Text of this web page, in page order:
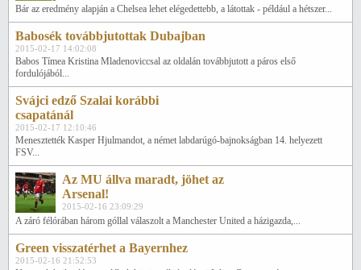
Bár az eredmény alapján a Chelsea lehet elégedettebb, a látottak - például a hétszer...
Babosék továbbjutottak Dubajban
2015-02-17 14:02:08
Babos Tímea Kristina Mladenoviccsal az oldalán továbbjutott a páros első
fordulójából...
Svájci edző Szalai korábbi
csapatánál
2015-02-17 12:10:46
Menesztették Kasper Hjulmandot, a német labdarúgó-bajnokságban 14. helyezett
FSV...
Az MU állva maradt, jöhet az
Arsenal!
2015-02-16 23:09:29
A záró félórában három góllal válaszolt a Manchester United a házigazda,...
Green visszatérhet a Bayernhez
2015-02-16 21:52:53